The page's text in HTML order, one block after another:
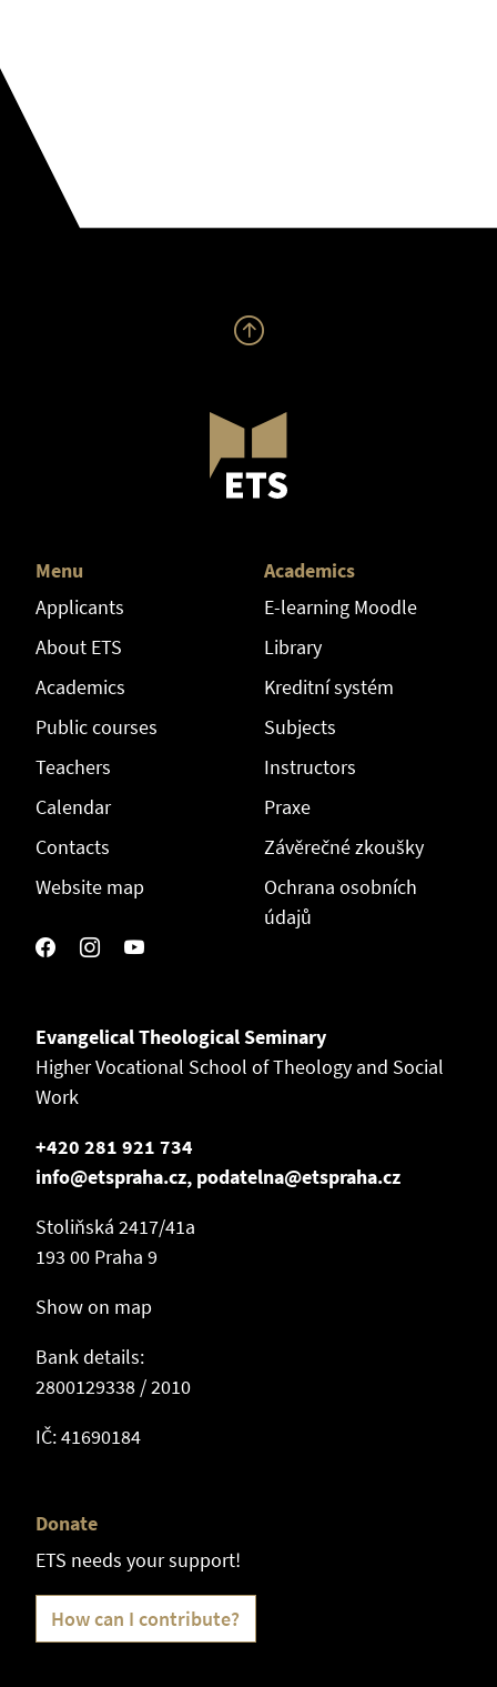
Menu
Applicants
About ETS
Academics
Public courses
Teachers
Calendar
Contacts
Website map
Academics
E-learning Moodle
Library
Kreditní systém
Subjects
Instructors
Praxe
Závěrečné zkoušky
Ochrana osobních
údajů
Evangelical Theological Seminary
Higher Vocational School of Theology and Social
Work
+420 281 921 734
info@etspraha.cz, podatelna@etspraha.cz
Stoliňská 2417/41a
193 00 Praha 9
Show on map
Bank details:
2800129338 / 2010
IČ: 41690184
Donate
ETS needs your support!
How can I contribute?